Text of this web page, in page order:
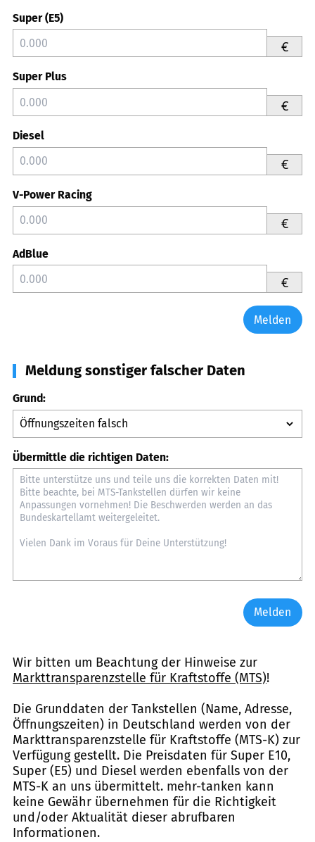
Super (E5)
€
Super Plus
€
Diesel
€
V-Power Racing
€
AdBlue
€
Melden
Meldung sonstiger falscher Daten
Grund:
Übermittle die richtigen Daten:
Melden
Wir bitten um Beachtung der Hinweise zur
Markttransparenzstelle für Kraftstoffe (MTS)!
Die Grunddaten der Tankstellen (Name, Adresse,
Öffnungszeiten) in Deutschland werden von der
Markttransparenzstelle für Kraftstoffe (MTS-K) zur
Verfügung gestellt. Die Preisdaten für Super E10,
Super (E5) und Diesel werden ebenfalls von der
MTS-K an uns übermittelt. mehr-tanken kann
keine Gewähr übernehmen für die Richtigkeit
und/oder Aktualität dieser abrufbaren
Informationen.